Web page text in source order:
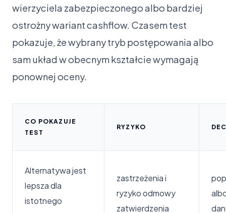
wierzyciela zabezpieczonego albo bardziej
ostrożny wariant cashflow. Czasem test
pokazuje, że wybrany tryb postępowania albo
sam układ w obecnym kształcie wymagają
ponownej oceny.
CO POKAZUJE
TEST
RYZYKO
Alternatywa jest
lepsza dla
istotnego
zastrzeżenia i
ryzyko odmowy
zatwierdzenia